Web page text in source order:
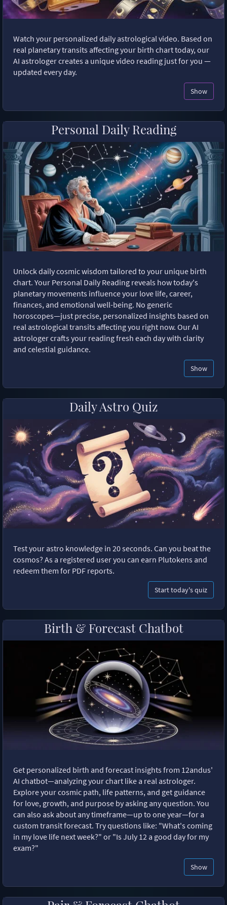
Watch your personalized daily astrological video. Based on
real planetary transits affecting your birth chart today, our
AI astrologer creates a unique video reading just for you —
updated every day.
Show
Personal Daily Reading
Unlock daily cosmic wisdom tailored to your unique birth
chart. Your Personal Daily Reading reveals how today's
planetary movements influence your love life, career,
finances, and emotional well-being. No generic
horoscopes—just precise, personalized insights based on
real astrological transits affecting you right now. Our AI
astrologer crafts your reading fresh each day with clarity
and celestial guidance.
Show
Daily Astro Quiz
Test your astro knowledge in 20 seconds. Can you beat the
cosmos? As a registered user you can earn Plutokens and
redeem them for PDF reports.
Start today's quiz
Birth & Forecast Chatbot
Get personalized birth and forecast insights from 12andus'
AI chatbot—analyzing your chart like a real astrologer.
Explore your cosmic path, life patterns, and get guidance
for love, growth, and purpose by asking any question. You
can also ask about any timeframe—up to one year—for a
custom transit forecast. Try questions like: "What's coming
in my love life next week?" or "Is July 12 a good day for my
exam?"
Show